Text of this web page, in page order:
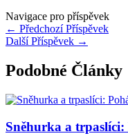
Navigace pro příspěvek
← Předchozí Příspěvek
Další Příspěvek →
Podobné Články
Sněhurka a